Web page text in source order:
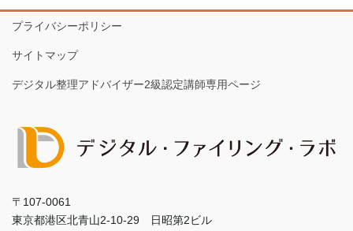
プライバシーポリシー
サイトマップ
デジタル整理アドバイザー2級認定講師専用ページ
〒107-0061
東京都港区北青山2-10-29 日昭第2ビル